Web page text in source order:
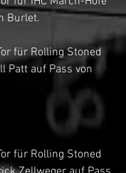
Burlet.
Patt auf Pass von